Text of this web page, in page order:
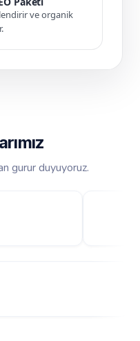
ve organik
gurur duyuyoruz.